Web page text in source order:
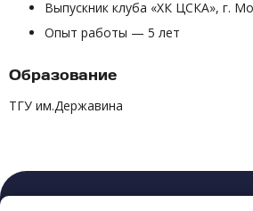
Выпускник клуба «ХК ЦСКА», г.
Опыт работы — 5 лет
Образование
ТГУ им.Державина